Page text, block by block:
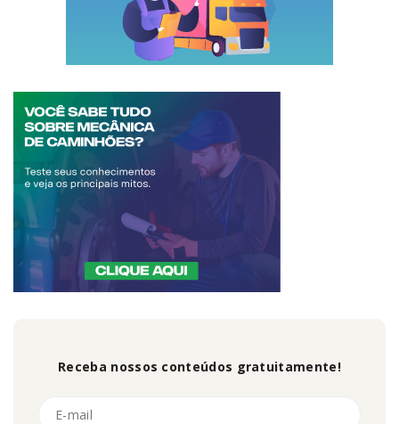
Receba nossos conteúdos gratuitamente!